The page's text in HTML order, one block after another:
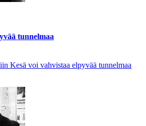
tunnelmaa
Kesä voi vahvistaa elpyvää tunnelmaa